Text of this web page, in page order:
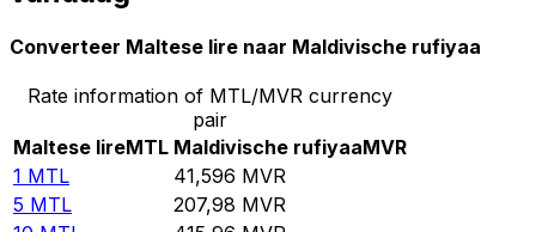
Converteer Maltese lire naar Maldivische rufiyaa
Rate information of MTL/MVR currency
pair
Maltese lireMTL Maldivische rufiyaaMVR
1 MTL 41,596 MVR
5 MTL 207,98 MVR